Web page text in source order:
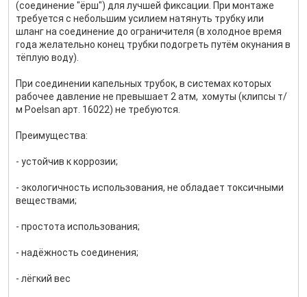
(соединение "ёрш") для лучшей фиксации. При монтаже
требуется с небольшим усилием натянуть трубку или
шланг на соединение до ограничителя (в холодное время
года желательно конец трубки подогреть путём окунания в
тёплую воду).
При соединении капельных трубок, в системах которых
рабочее давление не превышает 2 атм, хомуты (клипсы т/
м Poelsan арт. 16022) не требуются.
Преимущества:
- устойчив к коррозии;
- экологичность использования, не обладает токсичными
веществами;
- простота использования;
- надёжность соединения;
- лёгкий вес